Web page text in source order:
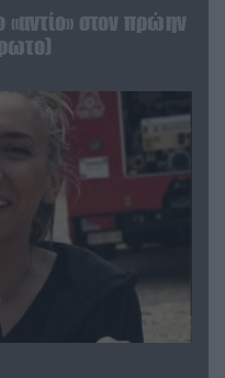
«αντίο» στον πρώην